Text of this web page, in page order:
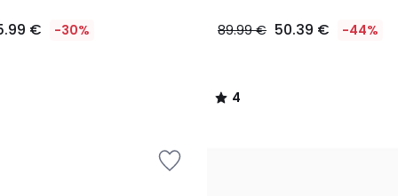
€ -30% 89.99 € 50.39 € -44%
4
/